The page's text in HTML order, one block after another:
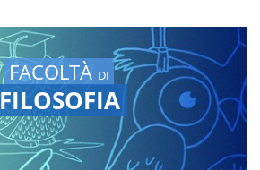
FACOLTÀ DI
FILOSOFIA